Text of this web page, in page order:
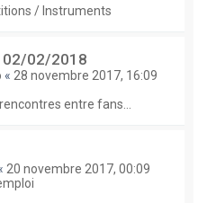
/ Instruments
02/02/2018
« 28 novembre 2017, 16:09
entre fans...
20 novembre 2017, 00:09